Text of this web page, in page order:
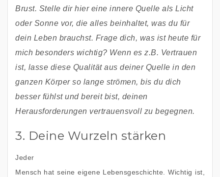
Brust. Stelle dir hier eine innere Quelle als Licht
oder Sonne vor, die alles beinhaltet, was du für
dein Leben brauchst. Frage dich, was ist heute für
mich besonders wichtig? Wenn es z.B. Vertrauen
ist, lasse diese Qualität aus deiner Quelle in den
ganzen Körper so lange strömen, bis du dich
besser fühlst und bereit bist, deinen
Herausforderungen vertrauensvoll zu begegnen.
3. Deine Wurzeln stärken
Jeder
Mensch hat seine eigene Lebensgeschichte. Wichtig ist,